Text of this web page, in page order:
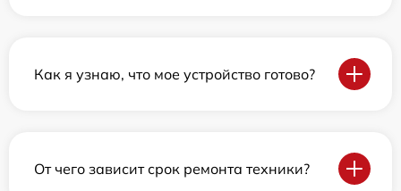
Как я узнаю, что мое устройство готово?
От чего зависит срок ремонта техники?